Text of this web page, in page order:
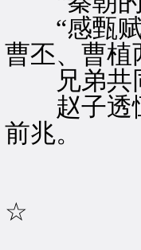
“感甄赋
曹丕、曹植
兄弟共
赵子透怔
前兆。
☆